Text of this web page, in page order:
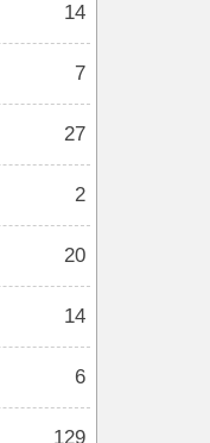
14
7
27
2
20
14
6
129